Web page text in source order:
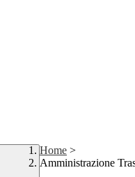
Home >
Amministrazione